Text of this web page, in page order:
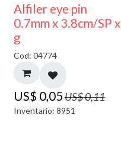
50% DESCUENTO
Alfiler eye pin
0.7mm x 3.8cm/SP x
g
Cod: 04774
US$ 0,05US$0,11
Inventario: 8951